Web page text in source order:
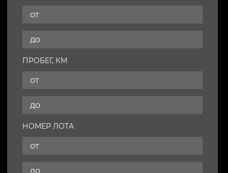
ПРОБЕГ, КМ
НОМЕР ЛОТА